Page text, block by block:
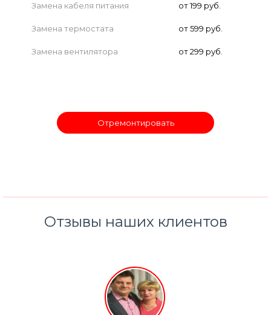
Замена кабеля питания от 199 руб.
Замена термостата от 599 руб.
Замена вентилятора от 299 руб.
Отремонтировать
Отзывы наших клиентов